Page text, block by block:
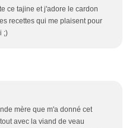
ce tajine et j'adore le cardon
recettes qui me plaisent pour
;)
mère que m'a donné cet
avec la viand de veau